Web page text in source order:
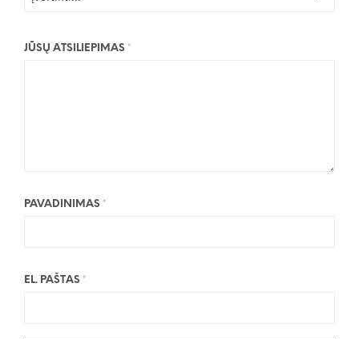
JŪSŲ ATSILIEPIMAS *
PAVADINIMAS *
EL. PAŠTAS *